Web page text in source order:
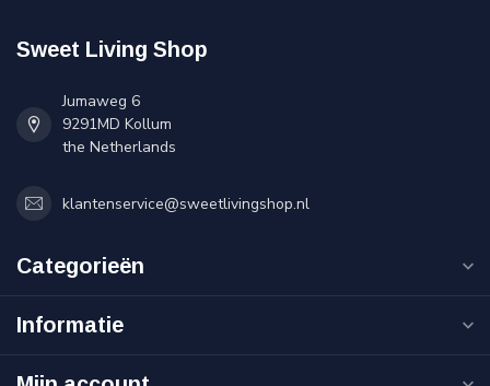
Sweet Living Shop
Jumaweg 6
9291MD Kollum
the Netherlands
klantenservice@sweetlivingshop.nl
Categorieën
Informatie